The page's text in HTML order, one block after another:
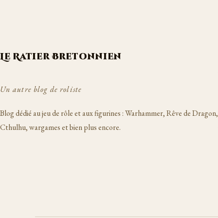
Le Ratier Bretonnien
Un autre blog de roliste
Blog dédié au jeu de rôle et aux figurines : Warhammer, Rêve de Dragon,
Cthulhu, wargames et bien plus encore.